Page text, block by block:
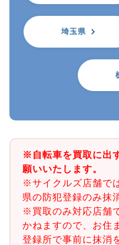
埼玉県
※自転車を買取に出
願いいたします。
※サイクルズ店舗で
県の防犯登録のみ抹
※買取のみ対応店舗
かねますので、お住
登録所で事前に抹消